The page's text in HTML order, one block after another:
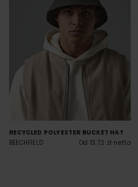
RECYCLED POLYESTER BUCKET HAT
BEECHFIELD
Od 13.72 zł netto